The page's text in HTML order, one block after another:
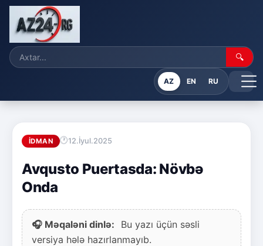
🔍
AZ EN RU
İDMAN 12.İyul.2025
Avqusto Puertasda: Növbə
Onda
🎧 Məqaləni dinlə:
Bu yazı üçün səsli
versiya hələ hazırlanmayıb.